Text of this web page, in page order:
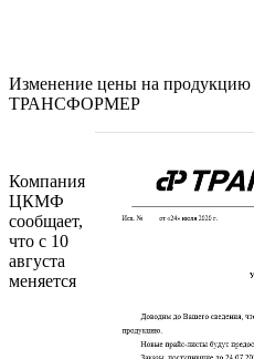
Изменение цены на продукцию
ТРАНСФОРМЕР
Компания
ЦКМФ
сообщает,
что с 10
августа
меняется